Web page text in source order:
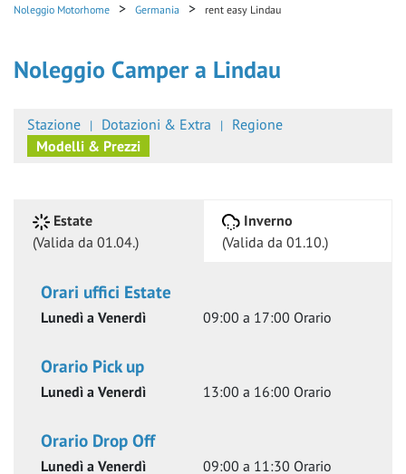
Noleggio Motorhome Germania rent easy Lindau
Noleggio Camper a Lindau
Stazione Dotazioni & Extra
Regione
Modelli & Prezzi
Estate
(Valida da 01.04.)
Inverno
(Valida da 01.10.)
Orari uffici Estate
Lunedì a Venerdì 09:00 a 17:00 Orario
Orario Pick up
Lunedì a Venerdì 13:00 a 16:00 Orario
Orario Drop Off
Lunedì a Venerdì 09:00 a 11:30 Orario